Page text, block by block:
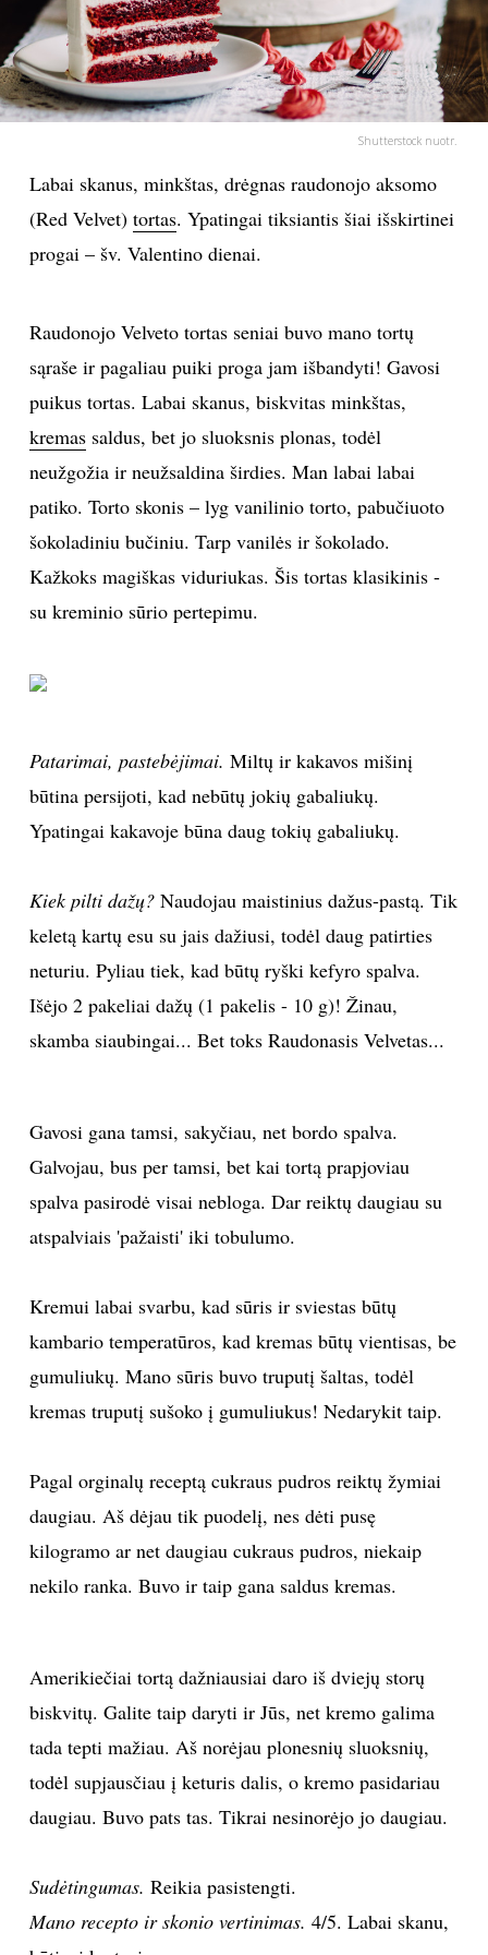
PSICHOLOGIJA
HOROSKOPAI
POLITIKA
LAISVALAIKIS
KINAS
MUZIKA
SPORTAS
ORAI
ĮDOMYBĖS
ISTORIJA
KNYGOS
INTERJERAS
VIRTUVĖ
RECEPTAI
NELAIMĖS
KONTAKTAI
Sekite mus:
NAUJIENLAIŠKĮ
Shutterstock nuotr.
Labai skanus, minkštas, drėgnas raudonojo aksomo
(Red Velvet) tortas. Ypatingai tiksiantis šiai išskirtinei
progai – šv. Valentino dienai.
Raudonojo Velveto tortas seniai buvo mano tortų
sąraše ir pagaliau puiki proga jam išbandyti! Gavosi
puikus tortas. Labai skanus, biskvitas minkštas,
kremassaldus, bet jo sluoksnis plonas, todėl
neužgožia ir neužsaldina širdies. Man labai labai
patiko. Torto skonis – lyg vanilinio torto, pabučiuoto
šokoladiniu bučiniu. Tarp vanilės ir šokolado.
Kažkoks magiškas viduriukas. Šis tortas klasikinis -
su kreminio sūrio pertepimu.
Patarimai, pastebėjimai. Miltų ir kakavos mišinį
būtina persijoti, kad nebūtų jokių gabaliukų.
Ypatingai kakavoje būna daug tokių gabaliukų.
Kiek pilti dažų?Naudojau maistinius dažus-pastą. Tik
keletą kartų esu su jais dažiusi, todėl daug patirties
neturiu. Pyliau tiek, kad būtų ryški kefyro spalva.
Išėjo 2 pakeliai dažų (1 pakelis - 10 g)! Žinau,
skamba siaubingai... Bet toks Raudonasis Velvetas...
Gavosi gana tamsi, sakyčiau, net bordo spalva.
Galvojau, bus per tamsi, bet kai tortą prapjoviau
spalva pasirodė visai nebloga. Dar reiktų daugiau su
atspalviais 'pažaisti' iki tobulumo.
Kremui labai svarbu, kad sūris ir sviestas būtų
kambario temperatūros, kad kremas būtų vientisas, be
gumuliukų. Mano sūris buvo truputį šaltas, todėl
kremas truputį sušoko į gumuliukus! Nedarykit taip.
Pagal orginalų receptą cukraus pudros reiktų žymiai
daugiau. Aš dėjau tik puodelį, nes dėti pusę
kilogramo ar net daugiau cukraus pudros, niekaip
nekilo ranka. Buvo ir taip gana saldus kremas.
Amerikiečiai tortą dažniausiai daro iš dviejų storų
biskvitų. Galite taip daryti ir Jūs, net kremo galima
tada tepti mažiau. Aš norėjau plonesnių sluoksnių,
todėl supjausčiau į keturis dalis, o kremo pasidariau
daugiau. Buvo pats tas. Tikrai nesinorėjo jo daugiau.
Sudėtingumas. Reikia pasistengti.
Mano recepto ir skonio vertinimas. 4/5. Labai skanu,